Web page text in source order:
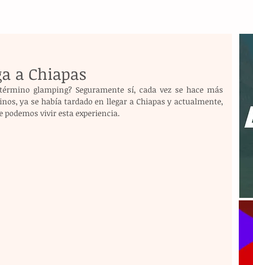
a Chiapas
glamping? Seguramente sí, cada vez se hace más
ya se había tardado en llegar a Chiapas y actualmente,
vivir esta experiencia.